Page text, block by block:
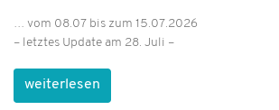
… vom 08.07 bis zum 15.07.2026
– letztes Update am 28. Juli –
weiterlesen